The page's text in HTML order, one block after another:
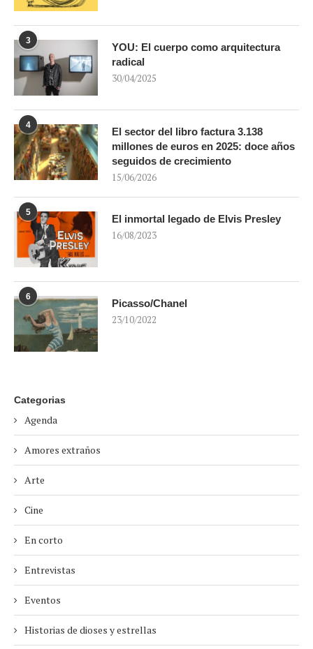
3
YOU: El cuerpo como arquitectura
radical
30/04/2025
4
El sector del libro factura 3.138
millones de euros en 2025: doce años
seguidos de crecimiento
15/06/2026
5
El inmortal legado de Elvis Presley
16/08/2023
6
Picasso/Chanel
23/10/2022
Categorias
Agenda
Amores extraños
Arte
Cine
En corto
Entrevistas
Eventos
Historias de dioses y estrellas